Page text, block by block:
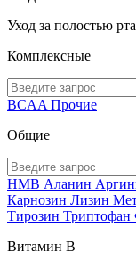
Уход за полостью рта
Комплексные
BCAA Прочие
Общие
HMB Аланин
Карнозин Лизин
Тирозин Триптофан
Витамин В